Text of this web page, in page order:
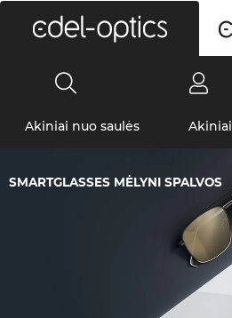
Akiniai nuo saulės Akiniai
SMARTGLASSES MĖLYNI SPALVOS